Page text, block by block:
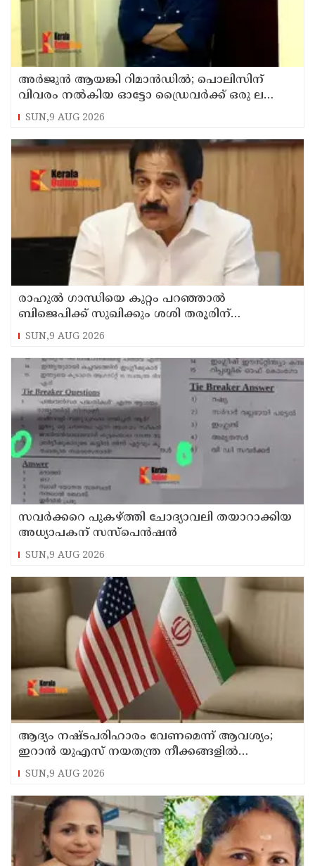
അര്‍ജുന്‍ ആയങ്കി റിമാന്‍ഡില്‍; പൊലിസിന്
വിവരം നൽകിയ ഓട്ടോ ഡ്രൈവർക്ക് ഒരു ലക്ഷം
പാരിതോഷികം നൽകുമെന്ന് മന്ത്രി
SUN,9 AUG 2026
രാഹുല്‍ ഗാന്ധിയെ കുറ്റം പറഞ്ഞാല്‍
ബിജെപിക്ക് സുഖിക്കും ശശി തരൂരിന്
മറുപടിയുമായി കെ സി വേണുഗോപാല്‍
SUN,9 AUG 2026
സവര്‍ക്കറെ പുകഴ്ത്തി ചോദ്യാവലി തയാറാക്കിയ
അധ്യാപകന് സസ്‌പെന്‍ഷന്‍
SUN,9 AUG 2026
ആദ്യം നഷ്ടപരിഹാരം വേണമെന്ന് ആവശ്യം;
ഇറാന്‍ യുഎസ് നയതന്ത്ര നീക്കങ്ങളില്‍
അനിശ്ചിതത്വം
SUN,9 AUG 2026